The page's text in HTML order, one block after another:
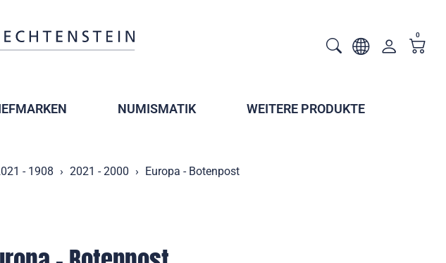
0
NUMISMATIK WEITERE PRODUKTE
- 1908 2021 - 2000 Europa - Botenpost